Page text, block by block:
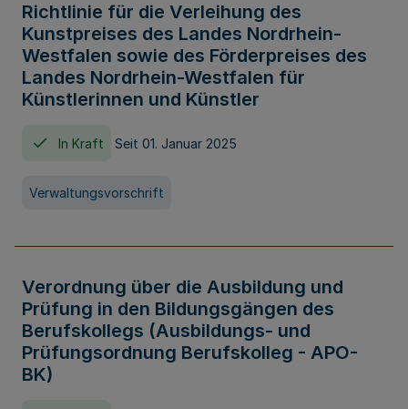
Richtlinie für die Verleihung des
Kunstpreises des Landes Nordrhein-
Westfalen sowie des Förderpreises des
Landes Nordrhein-Westfalen für
Künstlerinnen und Künstler
In Kraft Seit 01. Januar 2025
Verwaltungsvorschrift
Verordnung über die Ausbildung und
Prüfung in den Bildungsgängen des
Berufskollegs (Ausbildungs- und
Prüfungsordnung Berufskolleg - APO-
BK)